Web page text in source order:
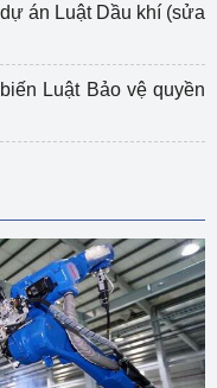
án Luật Dầu khí (sửa
Luật Bảo vệ quyền